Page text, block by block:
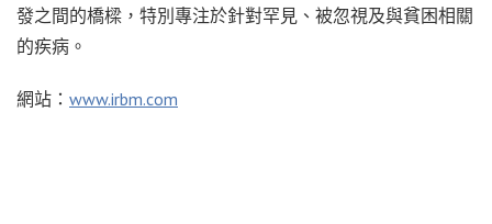
發之間的橋樑，特別專注於針對罕見、被忽視及與貧困相關
的疾病。
網站： www.irbm.com